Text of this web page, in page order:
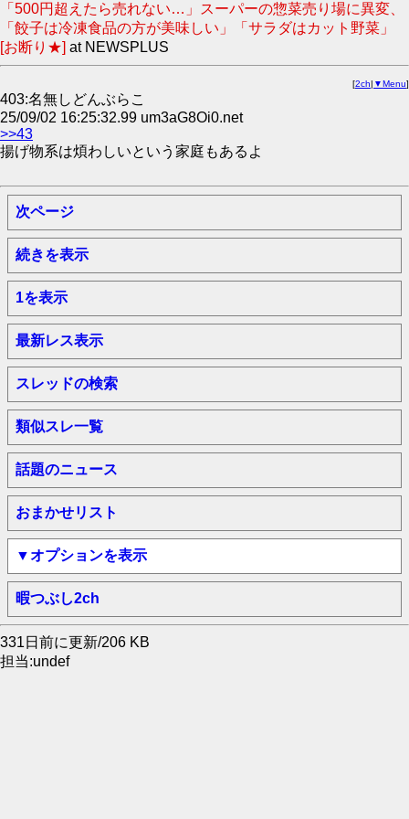
「500円超えたら売れない…」スーパーの惣菜売り場に異変、
「餃子は冷凍食品の方が美味しい」「サラダはカット野菜」
[お断り★] at NEWSPLUS
[2ch| ▼Menu]
403:名無しどんぶらこ
25/09/02 16:25:32.99 um3aG8Oi0.net
>>43
揚げ物系は煩わしいという家庭もあるよ
次ページ
続きを表示
1を表示
最新レス表示
スレッドの検索
類似スレ一覧
話題のニュース
おまかせリスト
▼オプションを表示
暇つぶし2ch
331日前に更新/206 KB
担当:undef